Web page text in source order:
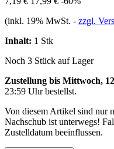
(inkl. 19% MwSt. - zzgl.
Inhalt: 1 Stk
Noch 3 Stück auf Lager
Zustellung bis Mittwoch,
23:59 Uhrbestellst.
Von diesem Artikel sind nur
Nachschub ist unterwegs!
Zustelldatum beeinflussen.